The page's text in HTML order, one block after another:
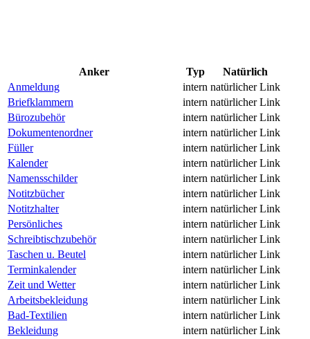
Anker Typ
Natürlich
Anmeldung
intern natürlicher Link
Briefklammern
intern natürlicher Link
Bürozubehör
intern natürlicher Link
Dokumentenordner
intern natürlicher Link
Füller
intern natürlicher Link
Kalender
intern natürlicher Link
Namensschilder
intern natürlicher Link
Notitzbücher
intern natürlicher Link
Notitzhalter
intern natürlicher Link
Persönliches
intern natürlicher Link
Schreibtischzubehör
intern natürlicher Link
Taschen u. Beutel
intern natürlicher Link
Terminkalender
intern natürlicher Link
Zeit und Wetter
intern natürlicher Link
Arbeitsbekleidung
intern natürlicher Link
Bad-Textilien
intern natürlicher Link
Bekleidung
intern natürlicher Link